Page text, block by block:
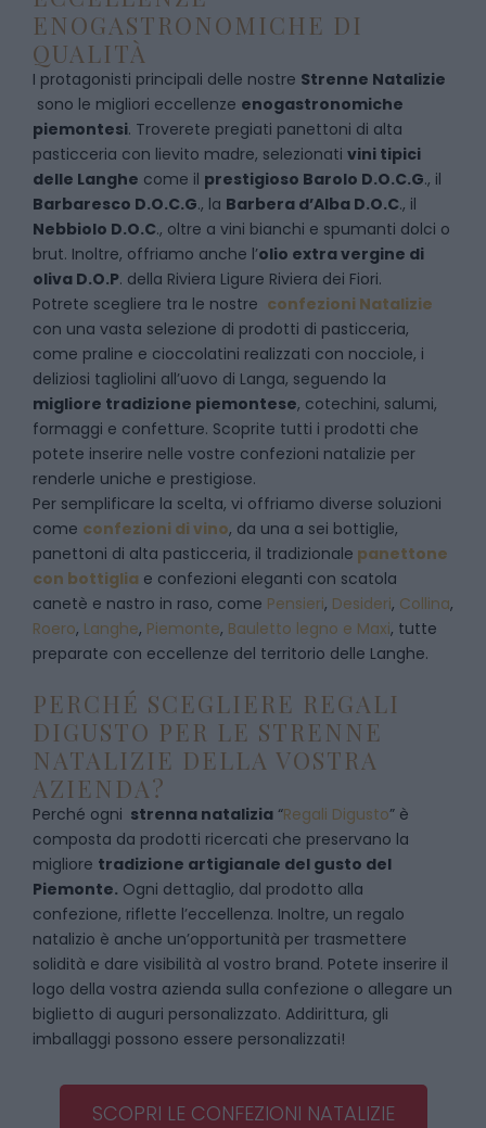
ENOGASTRONOMICHE DI
QUALITÀ
I protagonisti principali delle nostre Strenne Natalizie
sono le migliori eccellenze enogastronomiche
piemontesi. Troverete pregiati panettoni di alta
pasticceria con lievito madre, selezionati vini tipici
delle Langhe come il prestigioso Barolo D.O.C.G., il
Barbaresco D.O.C.G., la Barbera d’Alba D.O.C., il
Nebbiolo D.O.C., oltre a vini bianchi e spumanti dolci o
brut. Inoltre, offriamo anche l’olio extra vergine di
oliva D.O.P. della Riviera Ligure Riviera dei Fiori.
Potrete scegliere tra le nostre confezioni Natalizie
con una vasta selezione di prodotti di pasticceria,
come praline e cioccolatini realizzati con nocciole, i
deliziosi tagliolini all’uovo di Langa, seguendo la
migliore tradizione piemontese, cotechini, salumi,
formaggi e confetture. Scoprite tutti i prodotti che
potete inserire nelle vostre confezioni natalizie per
renderle uniche e prestigiose.
Per semplificare la scelta, vi offriamo diverse soluzioni
come confezioni di vino, da una a sei bottiglie,
panettoni di alta pasticceria, il tradizionale panettone
con bottiglia e confezioni eleganti con scatola
canetè e nastro in raso, come Pensieri, Desideri, Collina,
Roero, Langhe, Piemonte, Bauletto legno e Maxi, tutte
preparate con eccellenze del territorio delle Langhe.
PERCHÉ SCEGLIERE REGALI
DIGUSTO PER LE STRENNE
NATALIZIE DELLA VOSTRA
AZIENDA?
Perché ogni strenna natalizia “Regali Digusto” è
composta da prodotti ricercati che preservano la
migliore tradizione artigianale del gusto del
Piemonte. Ogni dettaglio, dal prodotto alla
confezione, riflette l’eccellenza. Inoltre, un regalo
natalizio è anche un’opportunità per trasmettere
solidità e dare visibilità al vostro brand. Potete inserire il
logo della vostra azienda sulla confezione o allegare un
biglietto di auguri personalizzato. Addirittura, gli
imballaggi possono essere personalizzati!
SCOPRI LE CONFEZIONI NATALIZIE